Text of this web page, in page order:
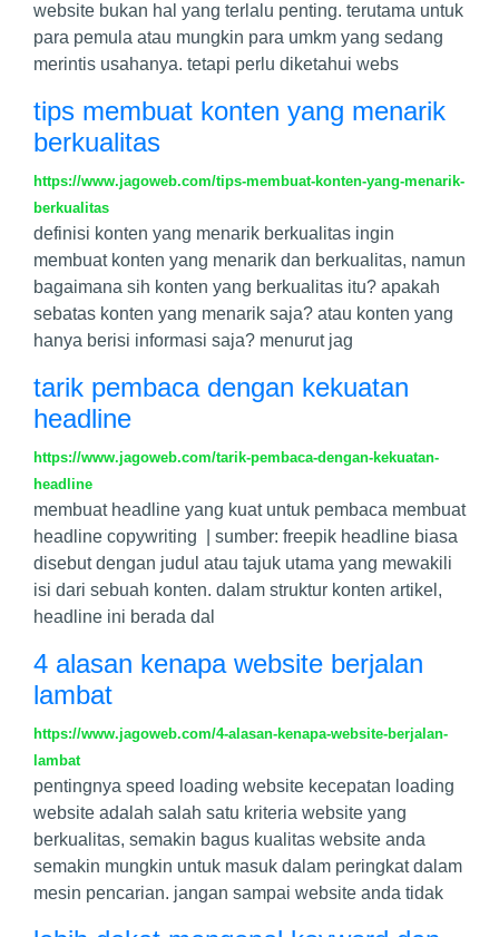
website bukan hal yang terlalu penting. terutama untuk
para pemula atau mungkin para umkm yang sedang
merintis usahanya. tetapi perlu diketahui webs
tips membuat konten yang menarik
berkualitas
https://www.jagoweb.com/tips-membuat-konten-yang-menarik-
berkualitas
definisi konten yang menarik berkualitas ingin
membuat konten yang menarik dan berkualitas, namun
bagaimana sih konten yang berkualitas itu? apakah
sebatas konten yang menarik saja? atau konten yang
hanya berisi informasi saja? menurut jag
tarik pembaca dengan kekuatan
headline
https://www.jagoweb.com/tarik-pembaca-dengan-kekuatan-
headline
membuat headline yang kuat untuk pembaca membuat
headline copywriting | sumber: freepik headline biasa
disebut dengan judul atau tajuk utama yang mewakili
isi dari sebuah konten. dalam struktur konten artikel,
headline ini berada dal
4 alasan kenapa website berjalan
lambat
https://www.jagoweb.com/4-alasan-kenapa-website-berjalan-
lambat
pentingnya speed loading website kecepatan loading
website adalah salah satu kriteria website yang
berkualitas, semakin bagus kualitas website anda
semakin mungkin untuk masuk dalam peringkat dalam
mesin pencarian. jangan sampai website anda tidak